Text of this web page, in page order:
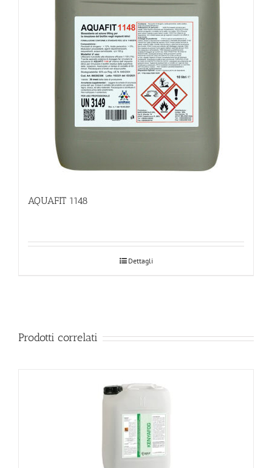
AQUAFIT 1148
Dettagli
Prodotti correlati